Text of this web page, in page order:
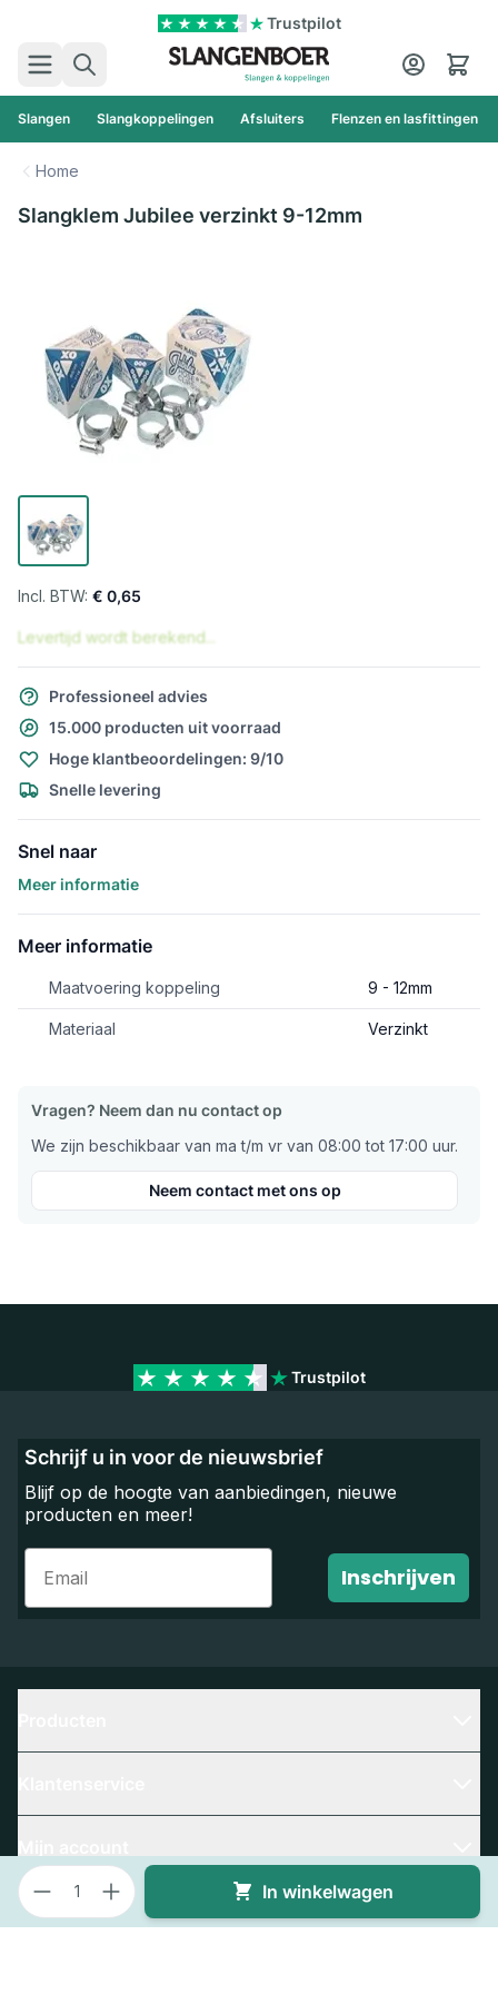
Trustpilot
Zoek
Cart
Slangen Slangkoppelingen Afsluiters Flenzen en lasfittingen
Home
Slangklem Jubilee verzinkt 9-12mm
€ 0,65
Aantal
In winkelwagen
Levertijd wordt berekend...
Professioneel advies
15.000 producten uit voorraad
Hoge klantbeoordelingen: 9/10
Snelle levering
Snel naar
Meer informatie
Meer informatie
Maatvoering koppeling 9 - 12mm
Materiaal Verzinkt
Vragen? Neem dan nu contact op
We zijn beschikbaar van ma t/m vr van 08:00 tot 17:00 uur.
Neem contact met ons op
Trustpilot
Schrijf u in voor de nieuwsbrief
Blijf op de hoogte van aanbiedingen, nieuwe
producten en meer!
Email
Inschrijven
Contact